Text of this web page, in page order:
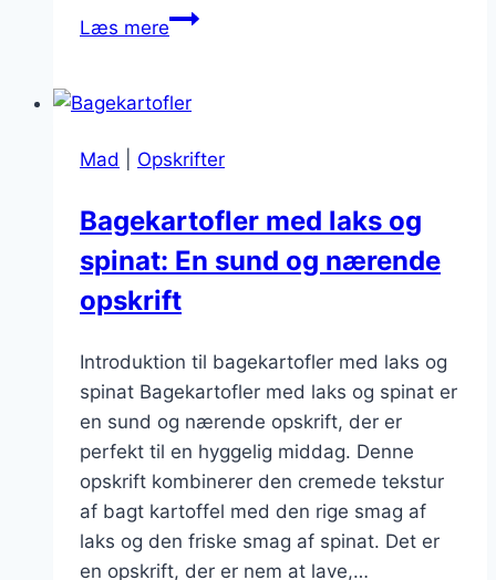
Læs mereBagekartofler
5
variationer
Mad Opskrifter
Bagekartofler med laks og
spinat: En sund og nærende
opskrift
Introduktion til bagekartofler med laks og
spinat Bagekartofler med laks og spinat er
en sund og nærende opskrift, der er
perfekt til en hyggelig middag. Denne
opskrift kombinerer den cremede tekstur
af bagt kartoffel med den rige smag af
laks og den friske smag af spinat. Det er
en opskrift, der er nem at lave,…